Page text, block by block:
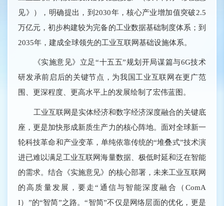
见》），明确提出，到2030年，核心产业增加值突破2.5
万亿元，初步构建较为完备的工业数据基础制度体系；到
2035年，建成全球领先的工业互联网基础设施体系。
《实施意见》立足“十五五”规划开局谋篇与6G技术
研发承前启后的关键节点，为我国工业互联网在更广范
围、更深程度、更高水平上的发展绘制了宏伟蓝图。
工业互联网是实体经济和数字经济深度融合的关键底
座，更是加快形成新质生产力的核心阵地。面对全球新一
轮科技革命和产业变革，单纯依靠传统的“堆叠式”技术演
进已难以满足工业互联网海量数据、极低时延和泛在智能
的需求。结合《实施意见》的核心部署，未来工业互联网
的高质量发展，要走“通信与智能深度融合（ComA
I）”的“智简”之路。“智简”不仅是网络层面的优化，更是